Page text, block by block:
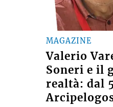
MAGAZINE
Valerio
Soneri e il
realtà: dal